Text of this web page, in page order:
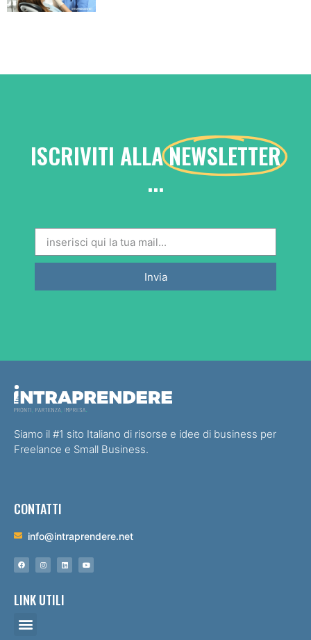
ISCRIVITI ALLANEWSLETTER
...
Invia
Siamo il #1 sito Italiano di risorse e idee di business per
Freelance e Small Business.
CONTATTI
info@intraprendere.net
LINK UTILI